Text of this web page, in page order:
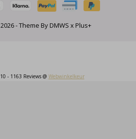
2026- Theme ByDMWS x Plus+
10 - 1163 Reviews @ Webwinkelkeur